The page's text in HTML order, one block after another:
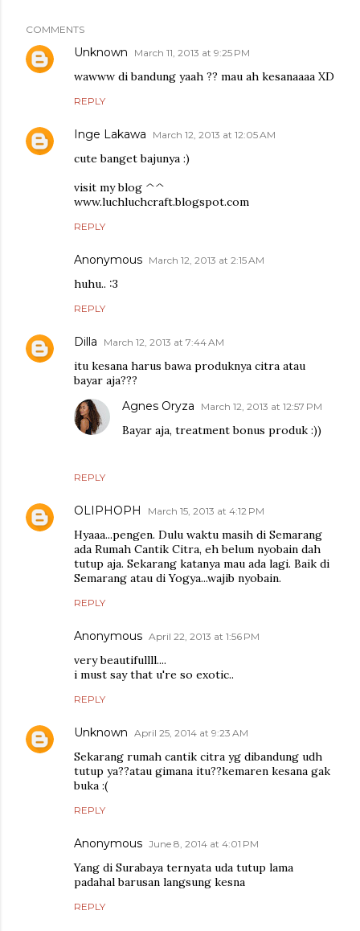
COMMENTS
Unknown March 11, 2013 at 9:25 PM
wawww di bandung yaah ?? mau ah kesanaaaa XD
REPLY
Inge Lakawa March 12, 2013 at 12:05 AM
cute banget bajunya :)
visit my blog ^^
www.luchluchcraft.blogspot.com
REPLY
Anonymous March 12, 2013 at 2:15 AM
huhu.. :3
REPLY
Dilla March 12, 2013 at 7:44 AM
itu kesana harus bawa produknya citra atau
bayar aja???
REPLY
Agnes Oryza March 12, 2013 at 12:57 PM
Bayar aja, treatment bonus produk :))
OLIPHOPH March 15, 2013 at 4:12 PM
Hyaaa...pengen. Dulu waktu masih di Semarang
ada Rumah Cantik Citra, eh belum nyobain dah
tutup aja. Sekarang katanya mau ada lagi. Baik di
Semarang atau di Yogya...wajib nyobain.
REPLY
Anonymous April 22, 2013 at 1:56 PM
very beautifullll....
i must say that u're so exotic..
REPLY
Unknown April 25, 2014 at 9:23 AM
Sekarang rumah cantik citra yg dibandung udh
tutup ya??atau gimana itu??kemaren kesana gak
buka :(
REPLY
Anonymous June 8, 2014 at 4:01 PM
Yang di Surabaya ternyata uda tutup lama
padahal barusan langsung kesna
REPLY